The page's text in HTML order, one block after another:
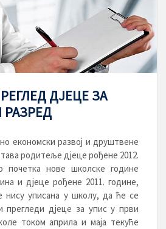
ДЈЕЦЕ ЗА
РАЗРЕД
економски развој и друштвене
родитеље дјеце рођене 2012.
почетка нове школске године
и дјеце рођене 2011. године,
нису уписана у школу, да ће се
прегледи дјеце за упис у први
током априла и маја текуће